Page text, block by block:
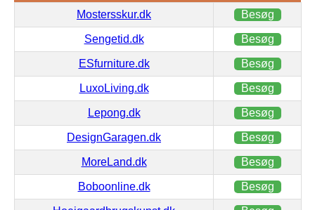
Mostersskur.dk Besøg
Sengetid.dk Besøg
ESfurniture.dk Besøg
LuxoLiving.dk Besøg
Lepong.dk Besøg
DesignGaragen.dk Besøg
MoreLand.dk Besøg
Boboonline.dk Besøg